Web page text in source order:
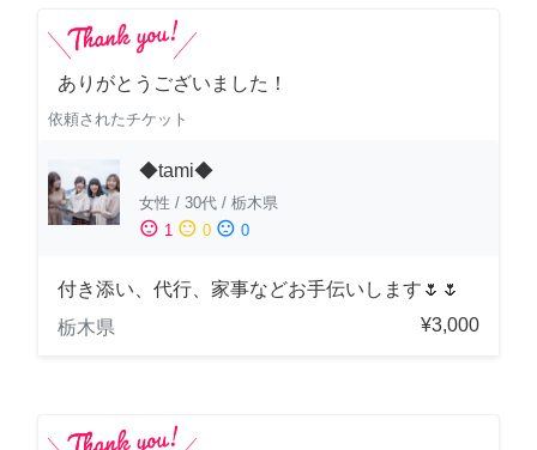
ありがとうございました！
依頼されたチケット
◆tami◆
女性 / 30代 / 栃木県
sentiment_satisfied 1 sentiment_neutral 0 sentiment_dissatisfied 0
付き添い、代行、家事などお手伝いします🌷🌷
栃木県
¥3,000